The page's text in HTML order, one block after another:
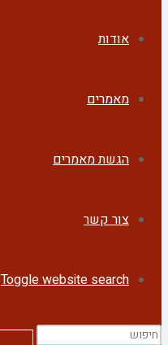
אודות
מאמרים
הגשת מאמרים
צור קשר
Toggle website search